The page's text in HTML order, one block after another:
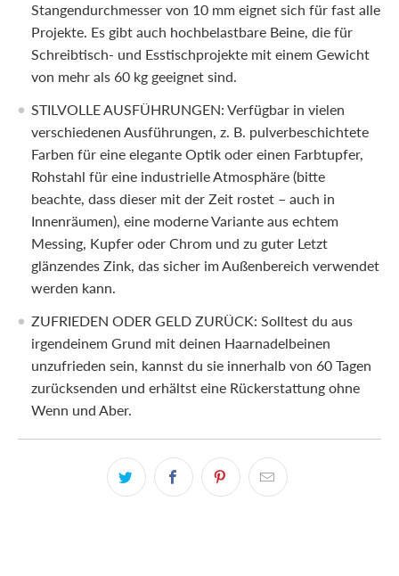
Stangendurchmesser von 10 mm eignet sich für fast alle
Projekte. Es gibt auch hochbelastbare Beine, die für
Schreibtisch- und Esstischprojekte mit einem Gewicht
von mehr als 60 kg geeignet sind.
STILVOLLE AUSFÜHRUNGEN: Verfügbar in vielen
verschiedenen Ausführungen, z. B. pulverbeschichtete
Farben für eine elegante Optik oder einen Farbtupfer,
Rohstahl für eine industrielle Atmosphäre (bitte
beachte, dass dieser mit der Zeit rostet – auch in
Innenräumen), eine moderne Variante aus echtem
Messing, Kupfer oder Chrom und zu guter Letzt
glänzendes Zink, das sicher im Außenbereich verwendet
werden kann.
ZUFRIEDEN ODER GELD ZURÜCK: Solltest du aus
irgendeinem Grund mit deinen Haarnadelbeinen
unzufrieden sein, kannst du sie innerhalb von 60 Tagen
zurücksenden und erhältst eine Rückerstattung ohne
Wenn und Aber.